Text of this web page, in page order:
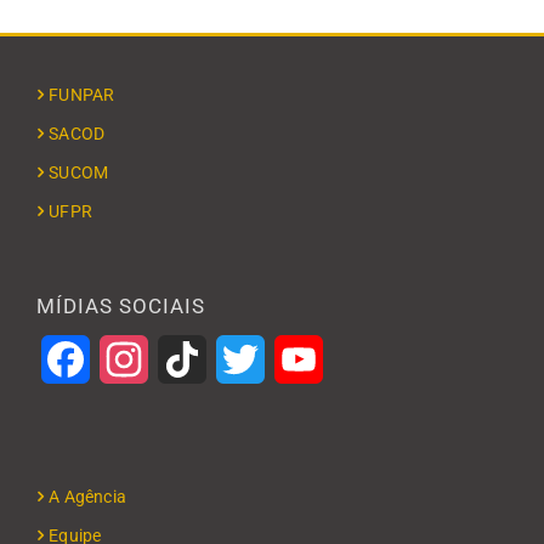
FUNPAR
SACOD
SUCOM
UFPR
MÍDIAS SOCIAIS
FacebookInstagramTikTok Twitter
A Agência
Equipe